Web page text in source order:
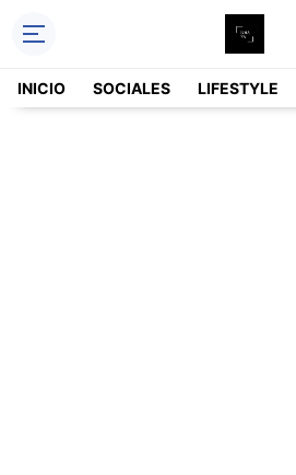
INICIO SOCIALES LIFESTYLE